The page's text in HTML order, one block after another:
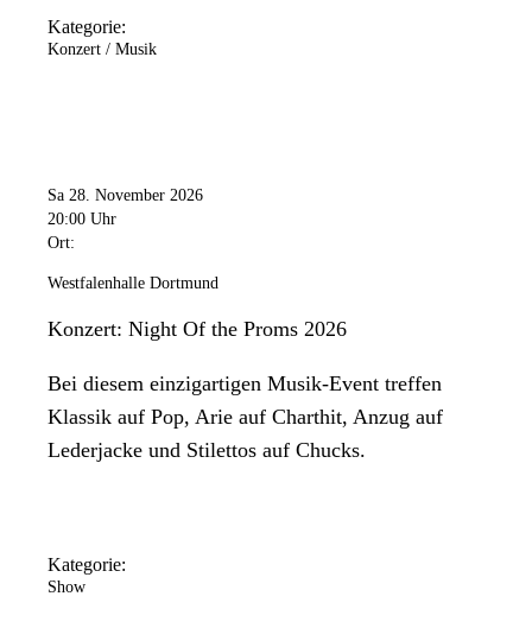
Kategorie:
Konzert / Musik
Sa 28. November 2026
20:00 Uhr
Ort:
Westfalenhalle Dortmund
Konzert: Night Of the Proms 2026
Bei diesem einzigartigen Musik-Event treffen
Klassik auf Pop, Arie auf Charthit, Anzug auf
Lederjacke und Stilettos auf Chucks.
Kategorie:
Show